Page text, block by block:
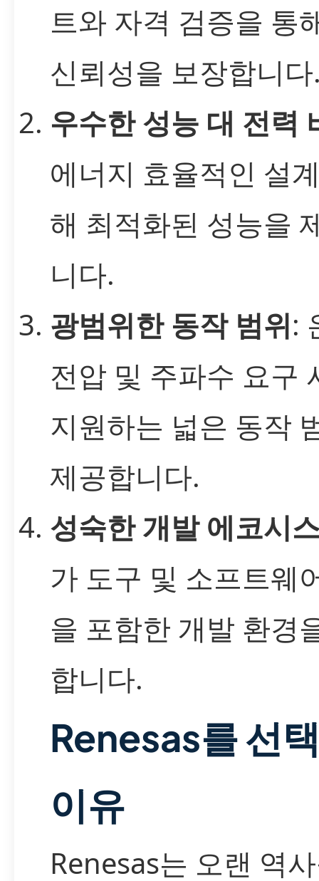
트와 자격 검증을 통
신뢰성을 보장합니
우수한 성능 대 전력
에너지 효율적인 설
해 최적화된 성능을
니다.
광범위한 동작 범위:
전압 및 주파수 요구
지원하는 넓은 동작
제공합니다.
성숙한 개발 에코시
가 도구 및 소프트웨
을 포함한 개발 환경
합니다.
Renesas를 선
이유
Renesas는 오랜 역